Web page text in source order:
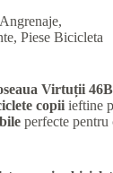
, Piese Bicicleta
Virtuții
copii ieftine
perfecte pentru